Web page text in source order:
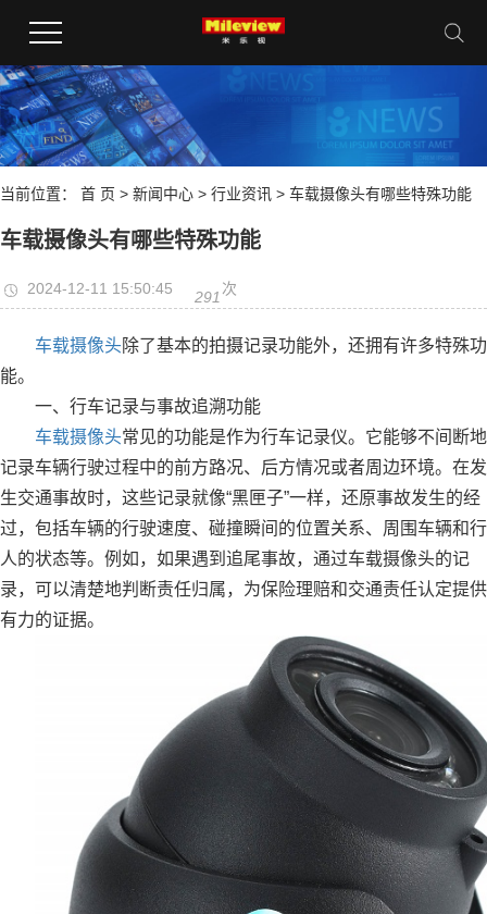
当前位置： 首 页 > 新闻中心 > 行业资讯 > 车载摄像头有哪些特殊功能
车载摄像头有哪些特殊功能
2024-12-11 15:50:45 291 次
车载摄像头除了基本的拍摄记录功能外，还拥有许多特殊功
能。
一、行车记录与事故追溯功能
车载摄像头常见的功能是作为行车记录仪。它能够不间断地
记录车辆行驶过程中的前方路况、后方情况或者周边环境。在发
生交通事故时，这些记录就像“黑匣子”一样，还原事故发生的经
过，包括车辆的行驶速度、碰撞瞬间的位置关系、周围车辆和行
人的状态等。例如，如果遇到追尾事故，通过车载摄像头的记
录，可以清楚地判断责任归属，为保险理赔和交通责任认定提供
有力的证据。